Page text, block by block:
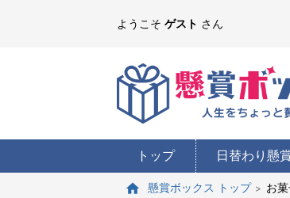
ようこそ ゲスト さん
トップ 日替わり懸
懸賞ボックス トップ お